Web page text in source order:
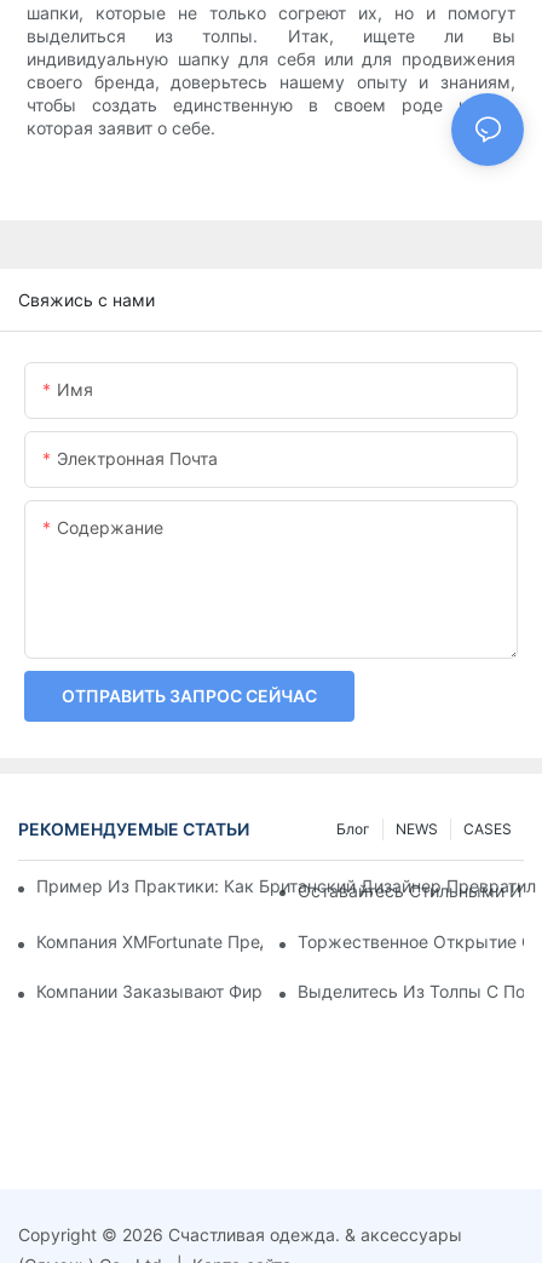
шапки, которые не только согреют их, но и помогут
выделиться из толпы. Итак, ищете ли вы
индивидуальную шапку для себя или для продвижения
своего бренда, доверьтесь нашему опыту и знаниям,
чтобы создать единственную в своем роде шапку,
которая заявит о себе.
Свяжись с нами
Имя
Электронная Почта
Содержание
ОТПРАВИТЬ ЗАПРОС СЕЙЧАС
РЕКОМЕНДУЕМЫЕ СТАТЬИ CASES
NEWS
Блог
Пример Из Практики: Как Британский Дизайнер
Оставайтесь Стильными И
Компания XMFortunate Представляет Новую Весенне-
Торжественное Открытие
Компании Заказывают Фирменные Головные Уборы Для
Выделитесь Из Толпы С
Copyright © 2026 Счастливая одежда. & аксессуары